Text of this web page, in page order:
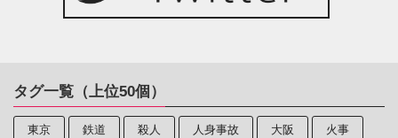
タグ一覧（上位50個）
東京 鉄道 殺人 人身事故 大阪 火事